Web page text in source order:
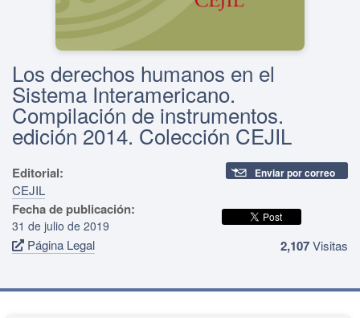
Los derechos humanos en el
Sistema Interamericano.
Compilación de instrumentos.
edición 2014. Colección CEJIL
Editorial:
CEJIL
Fecha de publicación:
31 de julio de 2019
Página Legal
Enviar por correo
2,107Visitas